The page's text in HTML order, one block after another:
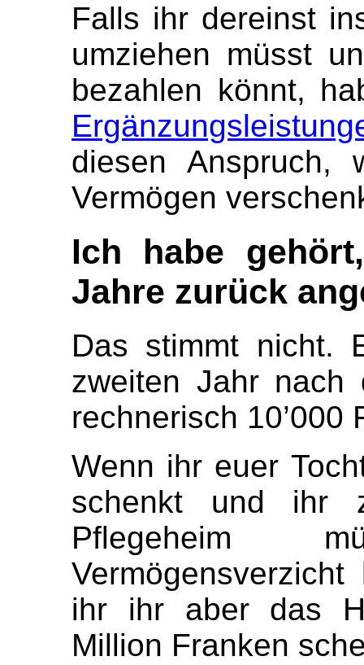
Falls ihr dereinst
umziehen müsst
bezahlen könnt,
diesen
Vermögen
Ich habe
Jahre zurück
Das stimmt nicht.
zweiten Jahr nach
rechnerisch 10’000
Wenn ihr euer
schenkt und ihr
Pflegeheim
ihr ihr aber das
Million Franken